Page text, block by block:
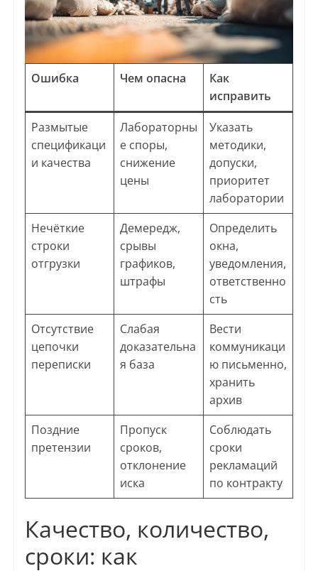
Ошибка Чем опасна
Как
исправить
Размытые
спецификаци
и качества
Лабораторны
е споры,
снижение
цены
Указать
методики,
допуски,
приоритет
лаборатории
Нечёткие
строки
отгрузки
Демередж,
срывы
графиков,
штрафы
Определить
окна,
уведомления,
ответственно
сть
Отсутствие
цепочки
переписки
Слабая
доказательна
я база
Вести
коммуникаци
ю письменно,
хранить
архив
Поздние
претензии
Пропуск
сроков,
отклонение
иска
Соблюдать
сроки
рекламаций
по контракту
Качество, количество,
сроки: как